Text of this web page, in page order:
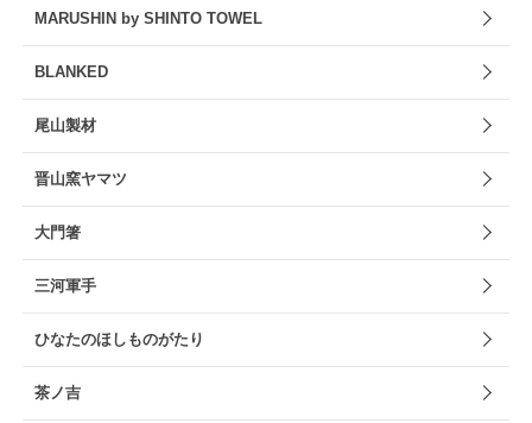
MARUSHIN by SHINTO TOWEL
BLANKED
尾山製材
晋山窯ヤマツ
大門箸
三河軍手
ひなたのほしものがたり
茶ノ吉